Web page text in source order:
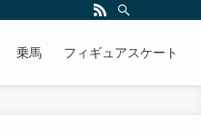
乗馬 フィギュアスケート